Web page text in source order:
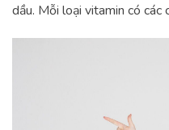
dầu. Mỗi loại vitamin có các